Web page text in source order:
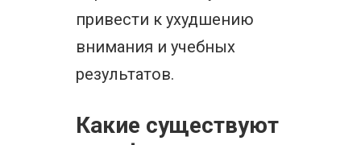
привести к ухудшению
внимания и учебных
результатов.
Какие существуют